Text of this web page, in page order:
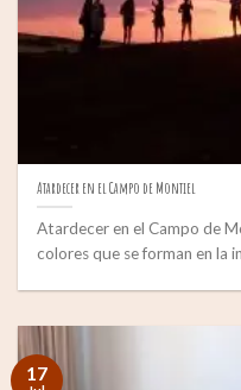
Atardecer en el Campo de Montiel
Atardecer en el Campo de
colores que se forman en la
17